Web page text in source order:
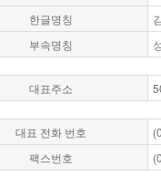
한글명칭
부속명칭
대표주소
대표 전화 번호
팩스번호